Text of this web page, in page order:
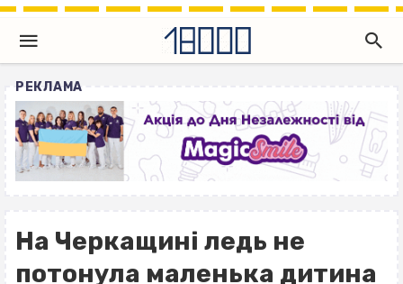
РЕКЛАМА
На Черкащині ледь не
потонула маленька дитина